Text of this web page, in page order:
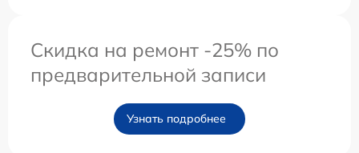
Скидка на ремонт -25% по
предварительной записи
Узнать подробнее